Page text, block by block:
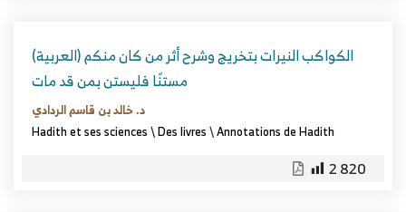
(العربية) الكواكب النيرات بتخريج وشرح أثر من كان منكم
مستنًا فليستن بمن قد مات
د. خالد بن قاسم الردادي
Hadith et ses sciences\Des livres\Annotations de Hadith
2 820